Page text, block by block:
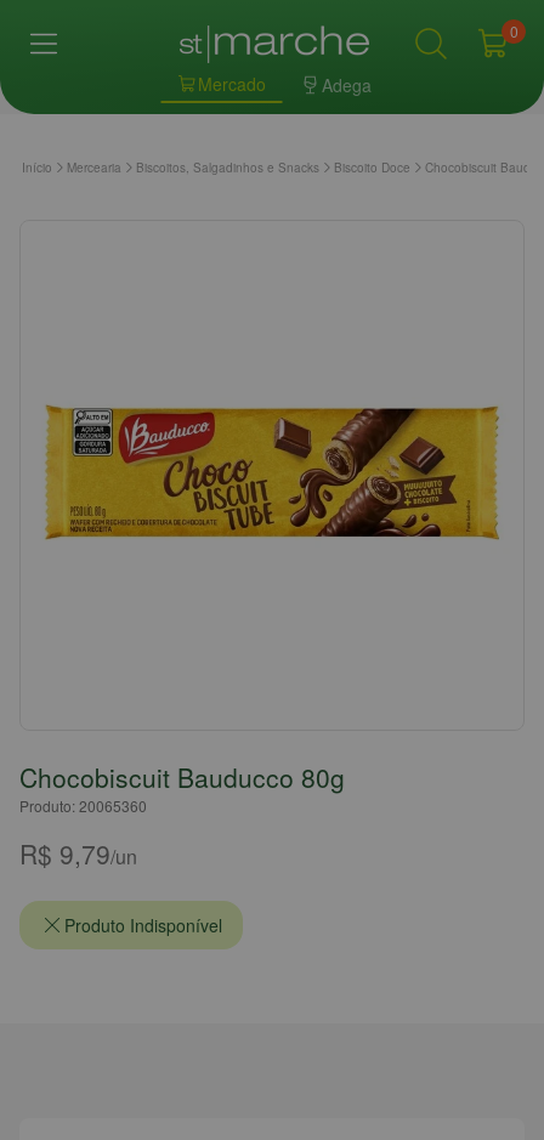
Mercado Adega
0
Início Mercearia Biscoitos, Salgadinhos e Snacks Biscoito Doce Chocobiscuit
Chocobiscuit Bauducco 80g
Produto: 20065360
R$ 9,79/un
Produto Indisponível